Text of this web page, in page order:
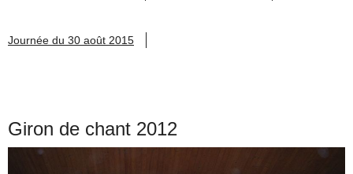
Journée du 30 août 2015
Giron de chant 2012